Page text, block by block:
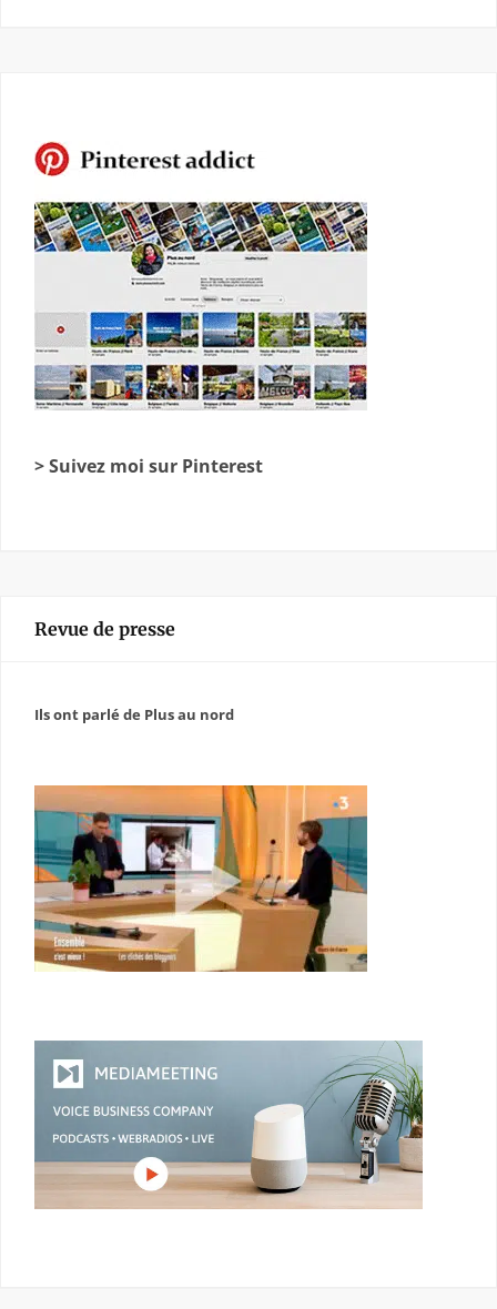
> Suivez moi sur Pinterest
Revue de presse
Ils ont parlé de Plus au nord